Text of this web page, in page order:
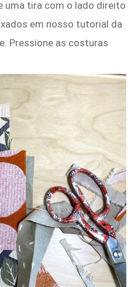
uma tira com o lado direito
em nosso tutorial da
Pressione as costuras